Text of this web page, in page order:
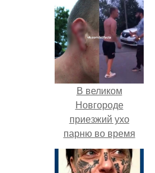
В великом
Новгороде
приезжий ухо
парню во время
конфликта отгрыз.